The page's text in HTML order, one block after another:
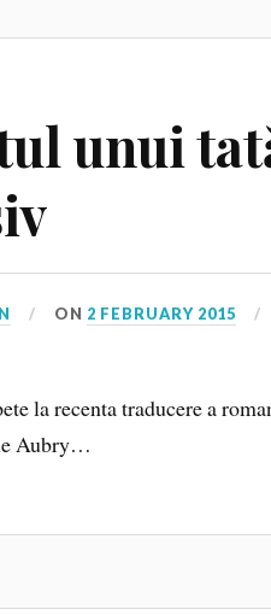
unui
ON 2 FEBRUARY 2015
la recenta traducere a
Aubry…